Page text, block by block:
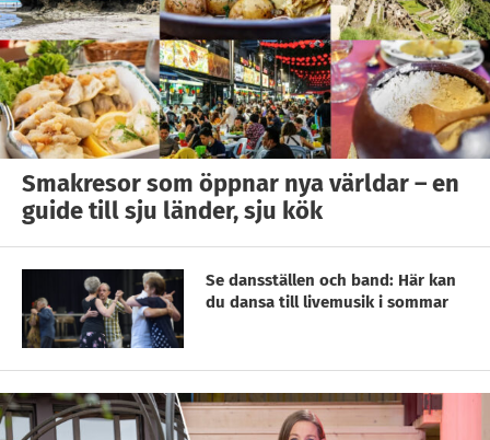
Smakresor som öppnar nya världar – en
guide till sju länder, sju kök
Se dansställen och band: Här kan
du dansa till livemusik i sommar